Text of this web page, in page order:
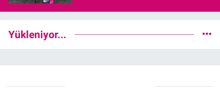
Yükleniyor...